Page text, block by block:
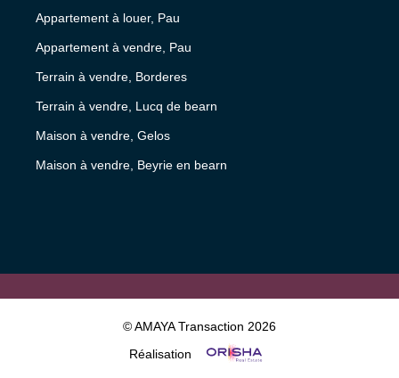
Appartement à louer, Pau
Appartement à vendre, Pau
Terrain à vendre, Borderes
Terrain à vendre, Lucq de bearn
Maison à vendre, Gelos
Maison à vendre, Beyrie en bearn
© AMAYA Transaction 2026
Réalisation